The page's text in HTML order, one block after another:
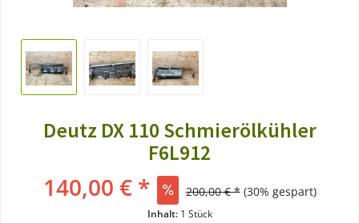
Deutz DX 110 Schmierölkühler
F6L912
140,00 € * 200,00 € * (30% gespart)
Inhalt: 1 Stück